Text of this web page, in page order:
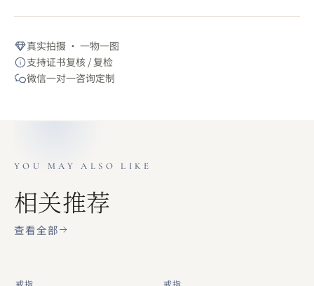
真实拍摄 · 一物一图
支持证书复核 / 复检
微信一对一咨询定制
YOU MAY ALSO LIKE
相关推荐
查看全部
戒指 戒指